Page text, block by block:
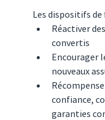
Les dispositifs
Réactiver
convertis
Encourager
nouveaux
confiance,
garanties